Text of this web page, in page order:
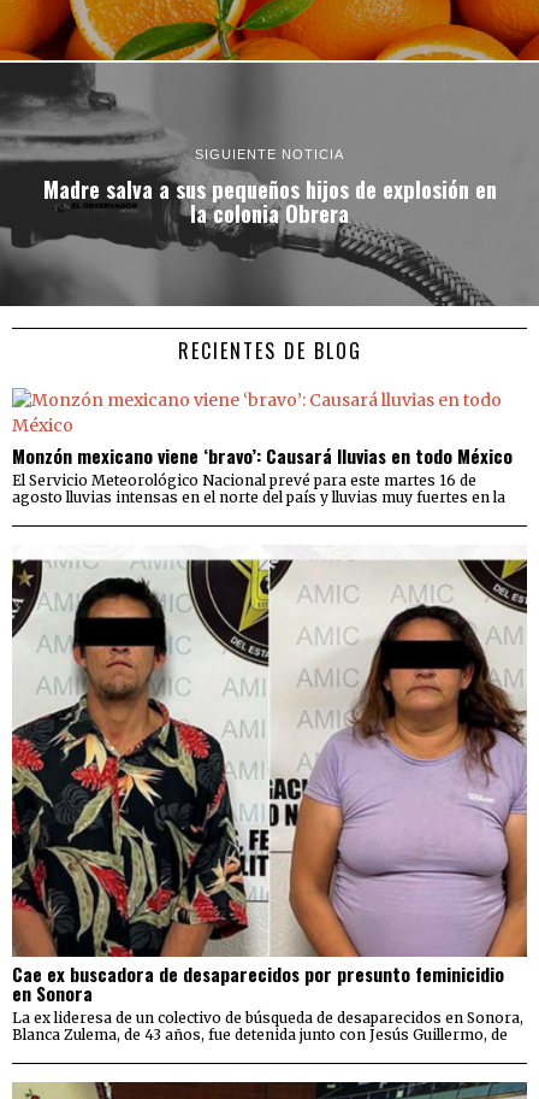
SIGUIENTE NOTICIA
Madre salva a sus pequeños hijos de explosión en
la colonia Obrera
RECIENTES DE BLOG
Monzón mexicano viene ‘bravo’: Causará lluvias en todo México
El Servicio Meteorológico Nacional prevé para este martes 16 de
agosto lluvias intensas en el norte del país y lluvias muy fuertes en la
Cae ex buscadora de desaparecidos por presunto feminicidio
en Sonora
La ex lideresa de un colectivo de búsqueda de desaparecidos en Sonora,
Blanca Zulema, de 43 años, fue detenida junto con Jesús Guillermo, de